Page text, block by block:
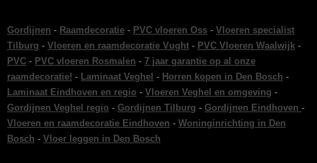
Gordijnen - Raamdecoratie - PVC vloeren Oss - Vloeren specialist
Tilburg - Vloeren en raamdecoratie Vught - PVC Vloeren Waalwijk -
PVC - PVC vloeren Rosmalen - 7 jaar garantie op al onze
raamdecoratie! - Laminaat Veghel - Horren kopen in Den Bosch -
Laminaat Eindhoven en regio - Vloeren Veghel en omgeving -
Gordijnen Veghel regio - Gordijnen Tilburg - Gordijnen Eindhoven -
Vloeren en raamdecoratie Eindhoven - Woninginrichting in Den
Bosch - Vloer leggen in Den Bosch